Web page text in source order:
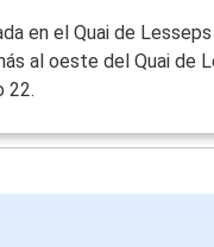
en el Quai de
al oeste del Quai de
22.